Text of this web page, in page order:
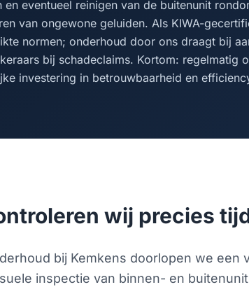
en eventueel reinigen van de buitenunit
van ongewone geluiden. Als KIWA-
normen; onderhoud door ons draagt bij
bij schadeclaims. Kortom: regelmatig
investering in betrouwbaarheid en
wij precies
bij Kemkens doorlopen we een
inspectie van binnen- en